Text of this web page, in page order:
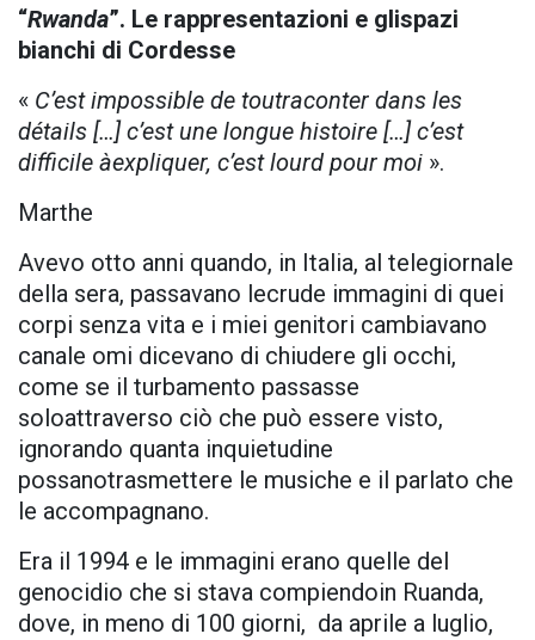
“Rwanda”. Le rappresentazioni e glispazi
bianchi di Cordesse
« C’est impossible de toutraconter dans les
détails […] c’est une longue histoire […] c’est
difficile àexpliquer, c’est lourd pour moi ».
Marthe
Avevo otto anni quando, in Italia, al telegiornale
della sera, passavano lecrude immagini di quei
corpi senza vita e i miei genitori cambiavano
canale omi dicevano di chiudere gli occhi,
come se il turbamento passasse
soloattraverso ciò che può essere visto,
ignorando quanta inquietudine
possanotrasmettere le musiche e il parlato che
le accompagnano.
Era il 1994 e le immagini erano quelle del
genocidio che si stava compiendoin Ruanda,
dove, in meno di 100 giorni, da aprile a luglio,